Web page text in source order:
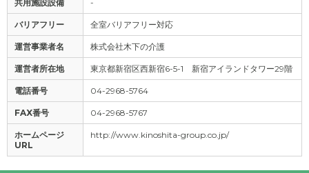
共用施設設備 -
バリアフリー 全室バリアフリー対応
運営事業者名 株式会社木下の介護
運営者所在地 東京都新宿区西新宿6-5-1 新宿アイランドタワー29階
電話番号 04-2968-5764
FAX番号 04-2968-5767
ホームページ
URL
http://www.kinoshita-group.co.jp/